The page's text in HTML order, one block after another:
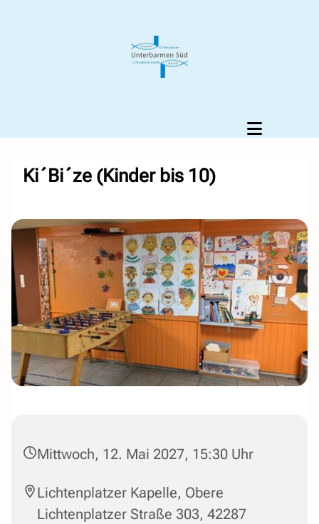
Ki´Bi´ze (Kinder bis 10)
Mittwoch, 12. Mai 2027, 15:30 Uhr
Lichtenplatzer Kapelle, Obere
Lichtenplatzer Straße 303, 42287